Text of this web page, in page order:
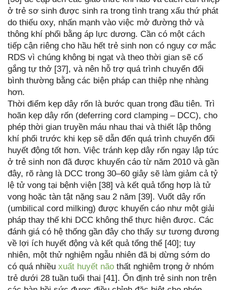
ở trẻ sơ sinh được sinh ra trong tình trạng xấu thứ phát
do thiếu oxy, nhấn mạnh vào việc mở đường thở và
thông khí phổi bằng áp lực dương. Cần có một cách
tiếp cận riêng cho hầu hết trẻ sinh non có nguy cơ mắc
RDS vì chúng không bị ngạt và theo thời gian sẽ cố
gắng tự thở [37], và nên hỗ trợ quá trình chuyển đổi
bình thường bằng các biện pháp can thiệp nhẹ nhàng
hơn.
Thời điểm kẹp dây rốn là bước quan trọng đầu tiên. Trì
hoãn kẹp dây rốn (deferring cord clamping – DCC), cho
phép thời gian truyền máu nhau thai và thiết lập thông
khí phổi trước khi kẹp sẽ dẫn đến quá trình chuyển đổi
huyết động tốt hơn. Việc tránh kẹp dây rốn ngay lập tức
ở trẻ sinh non đã được khuyến cáo từ năm 2010 và gần
đây, rõ ràng là DCC trong 30–60 giây sẽ làm giảm cả tỷ
lệ tử vong tại bệnh viện [38] và kết quả tổng hợp là tử
vong hoặc tàn tật nặng sau 2 năm [39]. Vuốt dây rốn
(umbilical cord milking) được khuyến cáo như một giải
pháp thay thế khi DCC không thể thực hiện được. Các
đánh giá có hệ thống gần đây cho thấy sự tương đương
về lợi ích huyết động và kết quả tổng thể [40]; tuy
nhiên, một thử nghiệm ngẫu nhiên đã bị dừng sớm do
có quá nhiều xuất huyết não thất nghiêm trọng ở nhóm
trẻ dưới 28 tuần tuổi thai [41]. Ổn định trẻ sinh non trên